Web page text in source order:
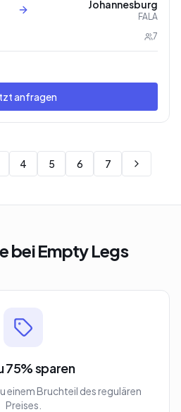
Johannesburg
FALA
7
anfragen
4 5 6 7
bei Empty Legs
75% sparen
einem Bruchteil des regulären
Preises.